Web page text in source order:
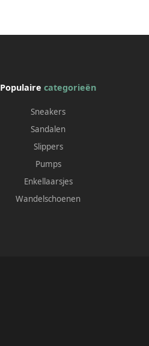
Populairecategorieën
Sneakers
Sandalen
Slippers
Pumps
Enkellaarsjes
Wandelschoenen